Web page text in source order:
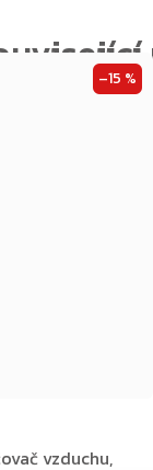
–15 %
vzduchu,